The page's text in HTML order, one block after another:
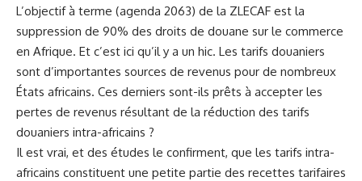
L’objectif à terme (agenda 2063) de la ZLECAF est la
suppression de 90% des droits de douane sur le commerce
en Afrique. Et c’est ici qu’il y a un hic. Les tarifs douaniers
sont d’importantes sources de revenus pour de nombreux
États africains. Ces derniers sont-ils prêts à accepter les
pertes de revenus résultant de la réduction des tarifs
douaniers intra-africains ?
Il est vrai, et des études le confirment, que les tarifs intra-
africains constituent une petite partie des recettes tarifaires